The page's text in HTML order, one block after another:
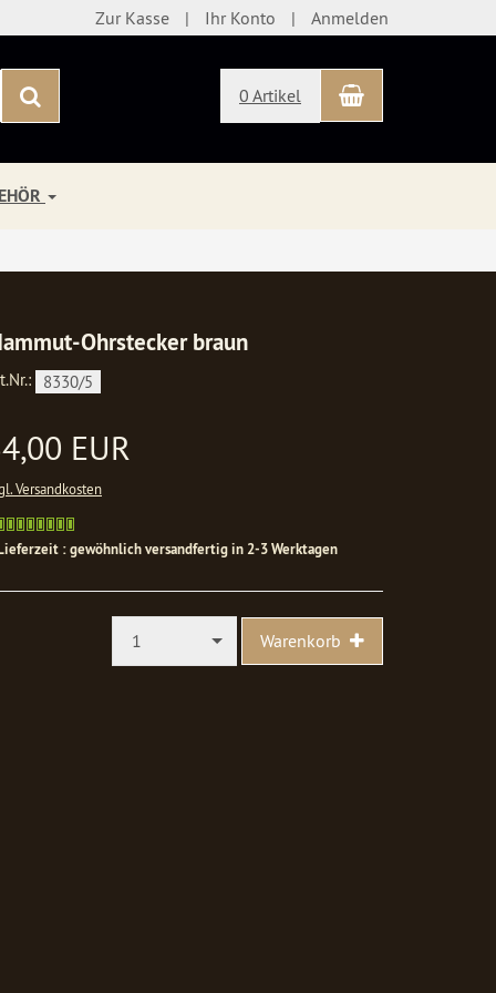
Zur Kasse Ihr Konto Anmelden
0 Artikel Warenkorb
Ohrstecker braun
8330/5
EUR
Versandkosten
versandfertig
in
: gewöhnlich versandfertig in 2-3 Werktagen
1 Warenkorb